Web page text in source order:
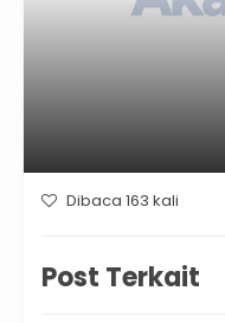
Dibaca 163 kali
Post Terkait